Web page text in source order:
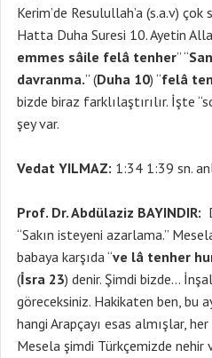
Kerim’de Resulullah’a (s.a.v)
Hatta Duha Suresi 10. Ayetin
emmes sâile felâ tenher” “
davranma.” (Duha 10) “felâ
bizde biraz farklılaştırılır. İşte
şey var.
Vedat YILMAZ: 1:34 1:39 sn.
Prof. Dr. Abdülaziz BAYINDIR:
“Sakın isteyeni azarlama.”
babaya karşıda “ve lâ tenher
(İsra 23) denir. Şimdi bizde…
göreceksiniz. Hakikaten ben, bu
hangi Arapçayı esas almışlar,
Mesela şimdi Türkçemizde nehir